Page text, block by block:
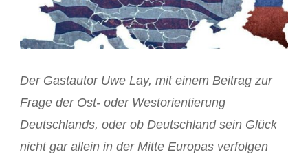
Der Gastautor Uwe Lay, mit einem Beitrag zur
Frage der Ost- oder Westorientierung
Deutschlands, oder ob Deutschland sein Glück
nicht gar allein in der Mitte Europas verfolgen